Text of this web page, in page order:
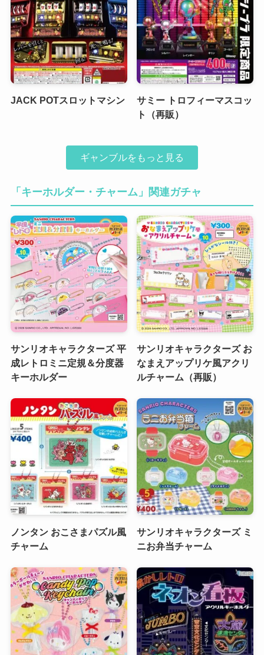
JACK POTスロットマシン
サミー トロフィーマスコッ
ト（再販）
ギャンブルをもっと見る
「キーホルダー・チャーム」関連ガチャ
サンリオキャラクターズ 平
成レトロミニ定規＆分度器
キーホルダー
サンリオキャラクターズ お
なまえアップリケ風アクリ
ルチャーム（再販）
ノンタン おこさまパズル風
チャーム
サンリオキャラクターズ ミ
ニお弁当チャーム